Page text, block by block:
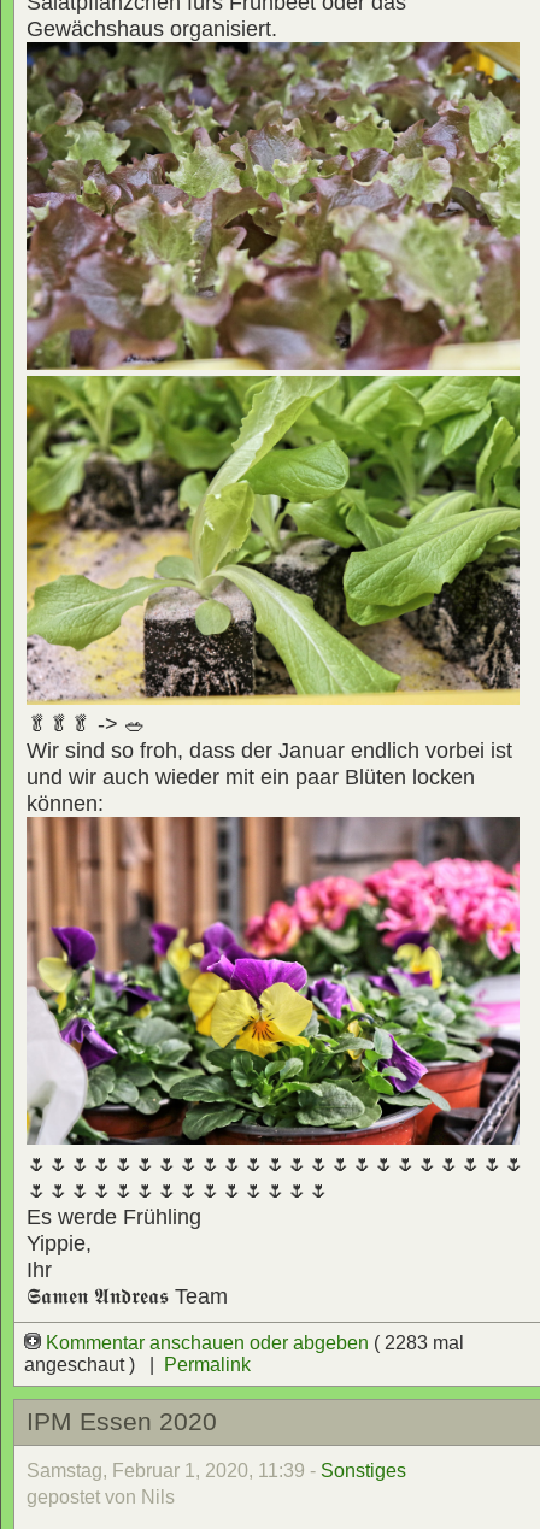
Gewächshaus organisiert.
🥬🥬🥬 -> 🥗
Wir sind so froh, dass der Januar endlich vorbei ist
und wir auch wieder mit ein paar Blüten locken
können:
🌷🌷🌷🌷🌷🌷🌷🌷🌷🌷🌷🌷🌷🌷🌷🌷🌷🌷🌷🌷🌷🌷🌷
🌷🌷🌷🌷🌷🌷🌷🌷🌷🌷🌷🌷🌷🌷
Es werde Frühling
Yippie,
Ihr
𝕾𝖆𝖒𝖊𝖓 𝕬𝖓𝖉𝖗𝖊𝖆𝖘 Team
Kommentar anschauen oder abgeben ( 2283 mal
angeschaut ) |
Permalink
IPM Essen 2020
Samstag, Februar 1, 2020, 11:39 - Sonstiges
gepostet von Nils